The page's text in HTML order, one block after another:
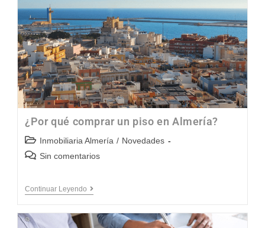
¿Por qué comprar un piso en Almería?
Inmobiliaria Almería / Novedades
Sin comentarios
Continuar Leyendo